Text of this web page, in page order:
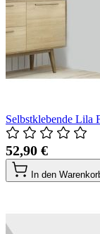
Selbstklebende Lila
52,90 €
In den